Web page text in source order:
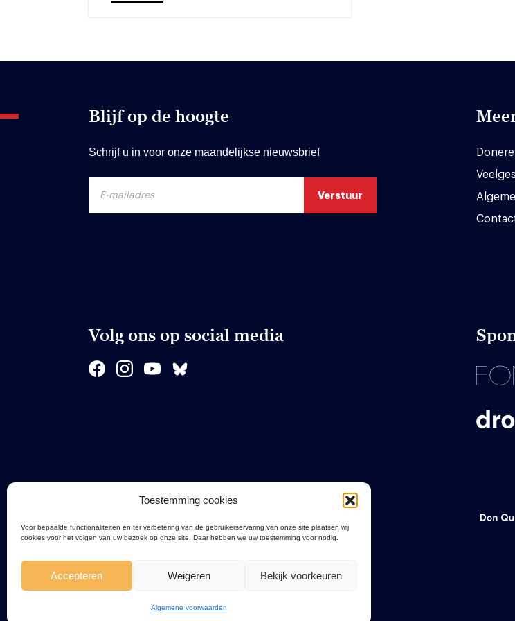
Toestemming cookies
Voor bepaalde functionaliteiten en ter verbetering van de gebruikerservaring van onze site plaatsen wij
cookies voor het volgen van uw bezoek op onze site. Daar hebben we uw toestemming voor nodig.
Accepteren Weigeren Bekijk voorkeuren
Algemene voorwaarden
Blijf op de hoogte
Schrijf u in voor onze maandelijkse nieuwsbrief
Volg ons op social media